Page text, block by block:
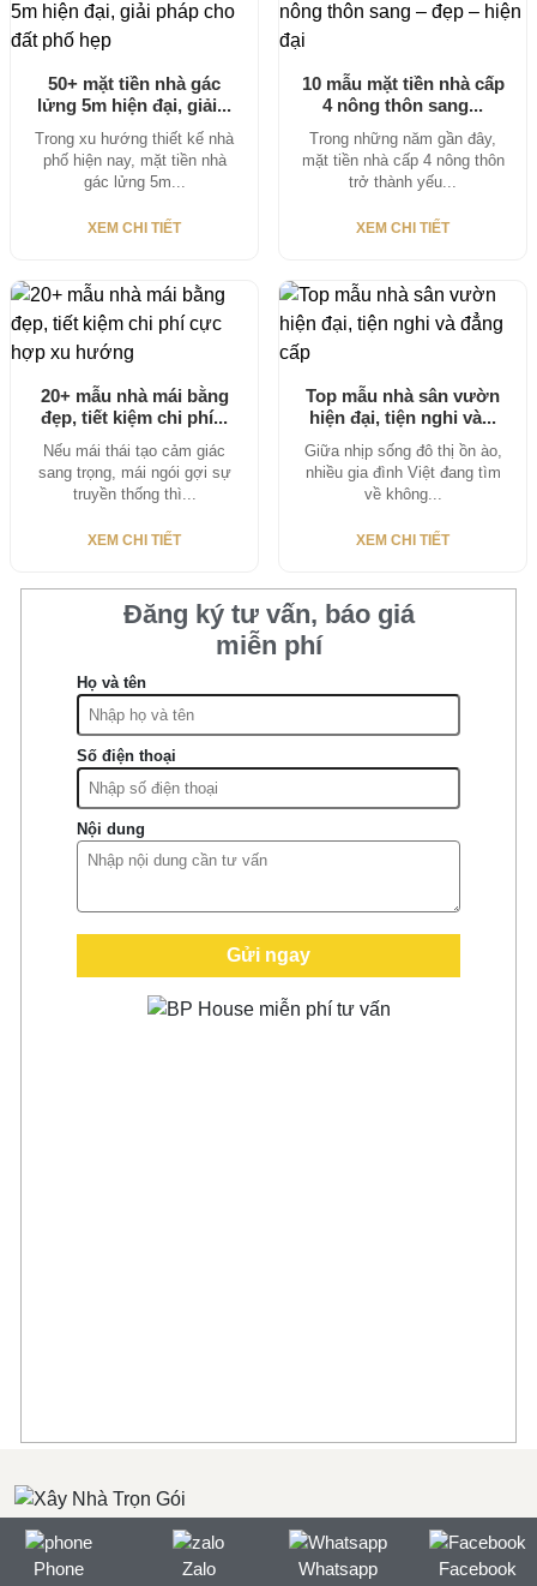
50+ mặt tiền nhà gác
lửng 5m hiện đại, giải...
Trong xu hướng thiết kế nhà
phố hiện nay, mặt tiền nhà
gác lửng 5m...
XEM CHI TIẾT
10 mẫu mặt tiền nhà cấp
4 nông thôn sang...
Trong những năm gần đây,
mặt tiền nhà cấp 4 nông thôn
trở thành yếu...
XEM CHI TIẾT
20+ mẫu nhà mái bằng
đẹp, tiết kiệm chi phí...
Nếu mái thái tạo cảm giác
sang trọng, mái ngói gợi sự
truyền thống thì...
XEM CHI TIẾT
Top mẫu nhà sân vườn
hiện đại, tiện nghi và...
Giữa nhịp sống đô thị ồn ào,
nhiều gia đình Việt đang tìm
về không...
XEM CHI TIẾT
Đăng ký tư vấn, báo giá
miễn phí
Họ và tên
Số điện thoại
Nội dung
Xây Nhà Trọn Gói BP House
Phone Zalo Whatsapp Facebook